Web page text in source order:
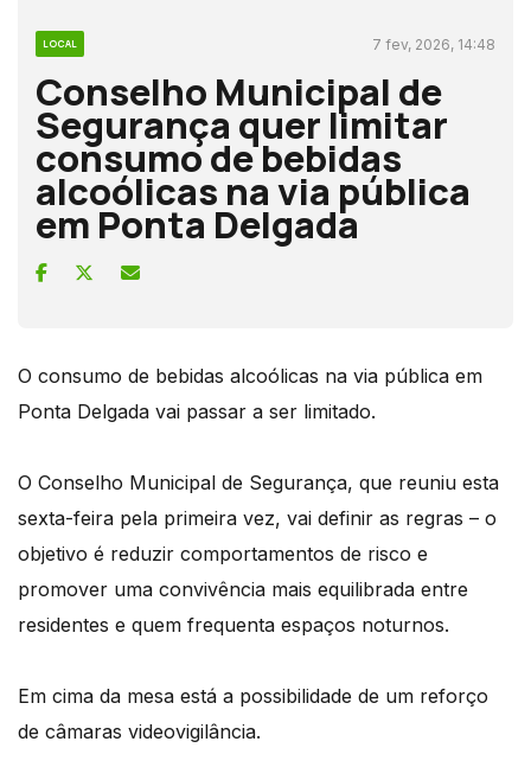
LOCAL 7 fev, 2026, 14:48
Conselho Municipal de
Segurança quer limitar
consumo de bebidas
alcoólicas na via pública
em Ponta Delgada
O consumo de bebidas alcoólicas na via pública em
Ponta Delgada vai passar a ser limitado.
O Conselho Municipal de Segurança, que reuniu esta
sexta-feira pela primeira vez, vai definir as regras – o
objetivo é reduzir comportamentos de risco e
promover uma convivência mais equilibrada entre
residentes e quem frequenta espaços noturnos.
Em cima da mesa está a possibilidade de um reforço
de câmaras videovigilância.